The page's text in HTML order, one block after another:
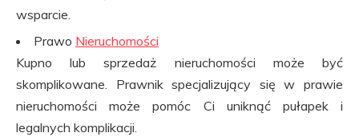
wsparcie.
Prawo Nieruchomości
Kupno lub sprzedaż nieruchomości może być
skomplikowane. Prawnik specjalizujący się w prawie
nieruchomości może pomóc Ci uniknąć pułapek i
legalnych komplikacji.